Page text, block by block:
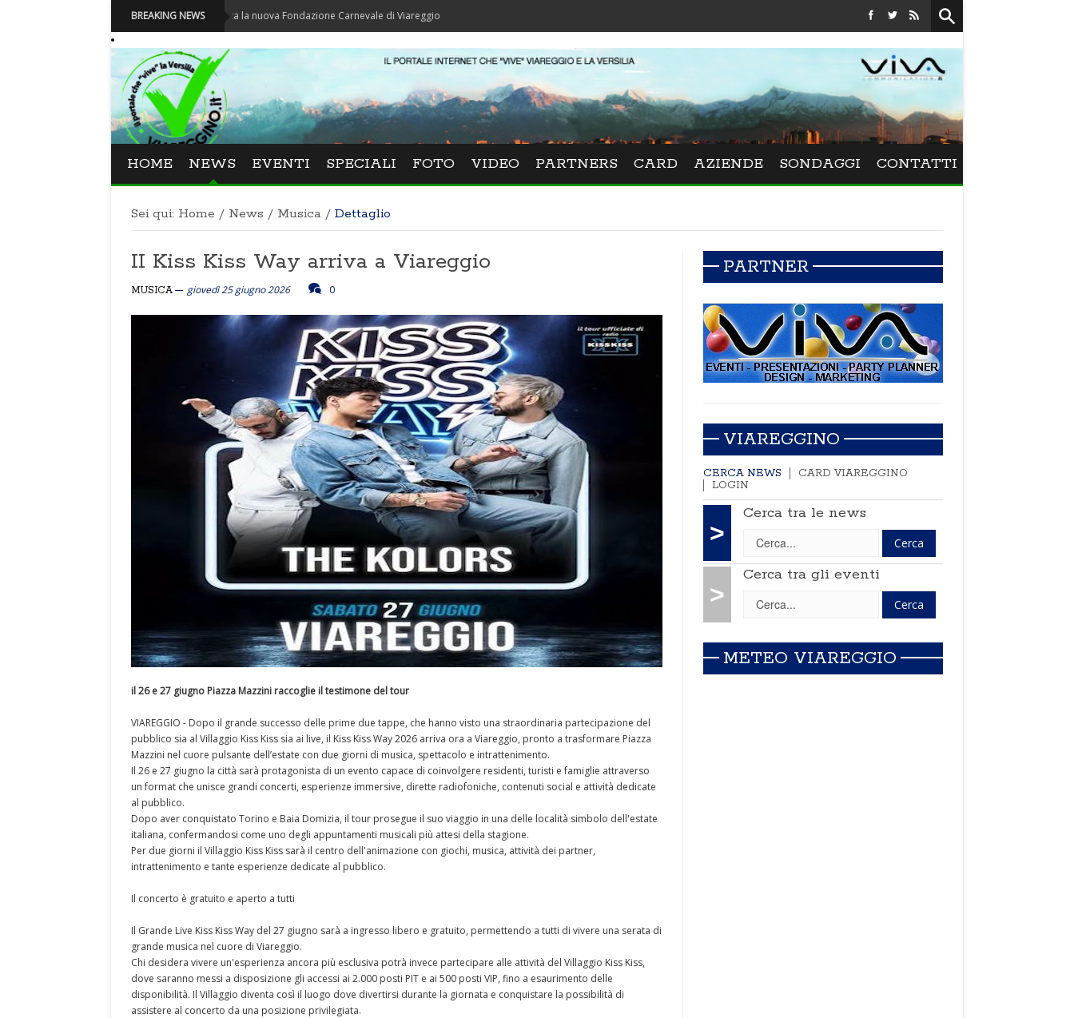
BREAKING NEWS
Carnevale - Nominata la nuova Fondazione Carnevale di Viareggio Festival La Versiliana - La direttrice lucchese Beatrice
HOME NEWS EVENTI SPECIALI FOTO VIDEO PARTNERS CARD AZIENDE SONDAGGI CONTATTI
Sei qui: Home / News / Musica / Dettaglio
II Kiss Kiss Way arriva a Viareggio
MUSICA giovedì 25 giugno 2026 0
il 26 e 27 giugno Piazza Mazzini raccoglie il testimone del tour
VIAREGGIO - Dopo il grande successo delle prime due tappe, che hanno visto una straordinaria partecipazione del
pubblico sia al Villaggio Kiss Kiss sia ai live, il Kiss Kiss Way 2026 arriva ora a Viareggio, pronto a trasformare Piazza
Mazzini nel cuore pulsante dell’estate con due giorni di musica, spettacolo e intrattenimento.
Il 26 e 27 giugno la città sarà protagonista di un evento capace di coinvolgere residenti, turisti e famiglie attraverso
un format che unisce grandi concerti, esperienze immersive, dirette radiofoniche, contenuti social e attività dedicate
al pubblico.
Dopo aver conquistato Torino e Baia Domizia, il tour prosegue il suo viaggio in una delle località simbolo dell'estate
italiana, confermandosi come uno degli appuntamenti musicali più attesi della stagione.
Per due giorni il Villaggio Kiss Kiss sarà il centro dell'animazione con giochi, musica, attività dei partner,
intrattenimento e tante esperienze dedicate al pubblico.
Il concerto è gratuito e aperto a tutti
Il Grande Live Kiss Kiss Way del 27 giugno sarà a ingresso libero e gratuito, permettendo a tutti di vivere una serata di
grande musica nel cuore di Viareggio.
Chi desidera vivere un'esperienza ancora più esclusiva potrà invece partecipare alle attività del Villaggio Kiss Kiss,
dove saranno messi a disposizione gli accessi ai 2.000 posti PIT e ai 500 posti VIP, fino a esaurimento delle
disponibilità. Il Villaggio diventa così il luogo dove divertirsi durante la giornata e conquistare la possibilità di
assistere al concerto da una posizione privilegiata.
PARTNER
VIAREGGINO
CERCA NEWS
CARD VIAREGGINO
LOGIN
>
Cerca tra le news
>
Cerca tra gli eventi
METEO VIAREGGIO